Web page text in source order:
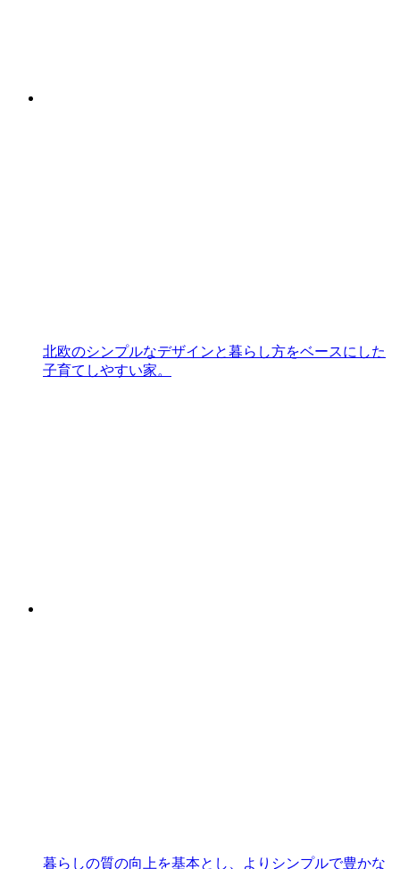
北欧のシンプルなデザインと暮らし方をベースにした
子育てしやすい家。
暮らしの質の向上を基本とし、よりシンプルで豊かな